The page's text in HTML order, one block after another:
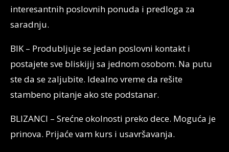
interesantnih poslovnih ponuda i predloga za
saradnju.
BIK – Produbljuje se jedan poslovni kontakt i
postajete sve bliskijij sa jednom osobom. Na putu
ste da se zaljubite. Idealno vreme da rešite
stambeno pitanje ako ste podstanar.
BLIZANCI – Srećne okolnosti preko dece. Moguća je
prinova. Prijaće vam kurs i usavršavanja.